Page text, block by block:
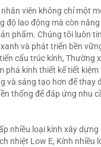
viên không chỉ một
độ lao động mà còn
phẩm. Chúng tôi luôn
và phát triển bền
cấu trúc kính, Thường
phá kính thiết kế tiết
và sáng tạo hơn để thay
thống để đáp ứng nhu
nhiều loại kính xây
nhiệt Low E, Kính nhiều